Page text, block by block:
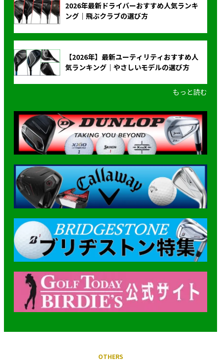
2026年最新ドライバーおすすめ人気ランキ
ング｜飛ぶクラブの選び方
【2026年】最新ユーティリティおすすめ人
気ランキング｜やさしいモデルの選び方
もっと読む